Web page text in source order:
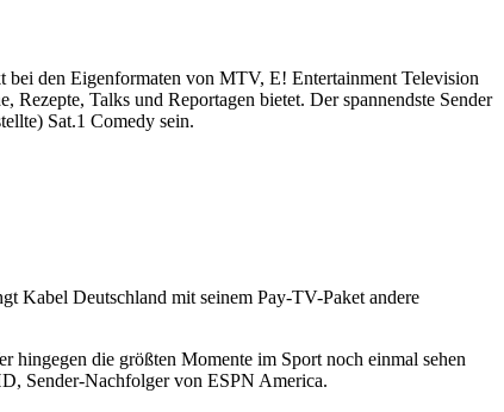
den Eigenformaten von MTV, E! Entertainment Television
Talks und Reportagen bietet. Der spannendste Sender
Sat.1 Comedy sein.
Kabel Deutschland mit seinem Pay-TV-Paket andere
die größten Momente im Sport noch einmal sehen
Sender-Nachfolger von ESPN America.